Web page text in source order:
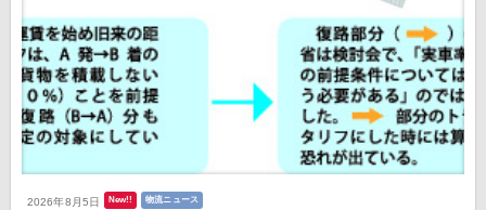
2026年8月5日 New!! 物流ニュース